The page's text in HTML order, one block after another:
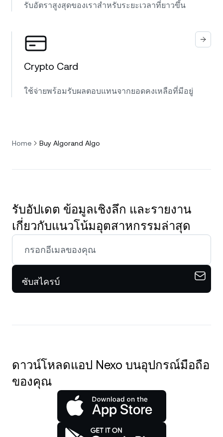
รับอัตราสูงสุดของเราสำหรับระยะเวลาที่ยาวขึ้น
Crypto Card
ใช้จ่ายพร้อมรับผลตอบแทนจากยอดคงเหลือที่มีอยู่
Home Buy Algorand Algo
รับอัปเดต ข้อมูลเชิงลึก และรายงาน
เกี่ยวกับแนวโน้มอุตสาหกรรมล่าสุด
ซับสไครบ์
ดาวน์โหลดแอป Nexo บนอุปกรณ์มือถือ
ของคุณ